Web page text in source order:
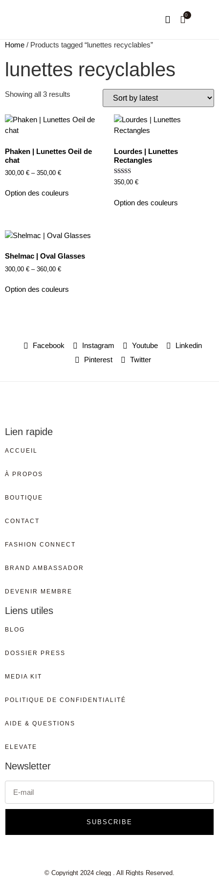
0
Home / Products tagged “lunettes recyclables”
lunettes recyclables
Showing all 3 results
Phaken | Lunettes Oeil de
chat
300,00 € – 350,00 €
Option des couleurs
Lourdes | Lunettes
Rectangles
Rated
5.00
350,00 €
Option des couleurs
Shelmac | Oval Glasses
300,00 € – 360,00 €
Option des couleurs
Facebook Instagram Youtube
Linkedin
Pinterest
Twitter
Lien rapide
ACCUEIL
À PROPOS
BOUTIQUE
CONTACT
FASHION CONNECT
BRAND AMBASSADOR
DEVENIR MEMBRE
Liens utiles
BLOG
DOSSIER PRESS
MEDIA KIT
POLITIQUE DE CONFIDENTIALITÉ
AIDE & QUESTIONS
ELEVATE
Newsletter
SUBSCRIBE
© Copyright 2024 clegg . All Rights Reserved.